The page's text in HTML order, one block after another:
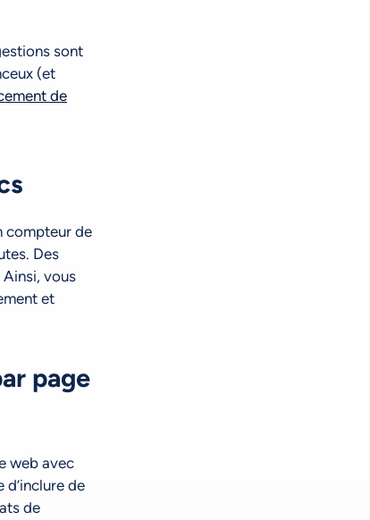
sont
(et
de
compteur de
Des
vous
et
page
web avec
de
de